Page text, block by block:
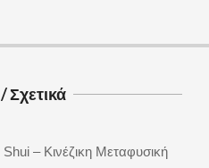
variants.
options
chosen
Σχετικά
– Κινέζικη Μεταφυσική